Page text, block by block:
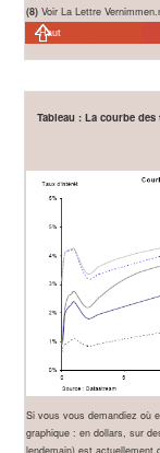
(8) Voir La Lettre
Haut
Tableau : La courbe des
Si vous vous demandiez où
graphique : en dollars, sur